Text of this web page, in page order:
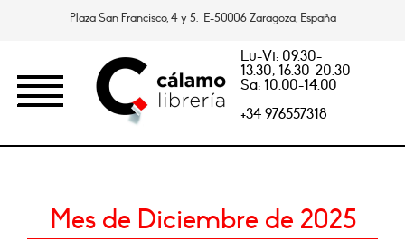
Plaza San Francisco, 4 y 5. E-50006 Zaragoza, España
Lu-Vi: 09.30-
13.30, 16.30-20.30
Sa: 10.00-14.00
+34 976557318
Mes de Diciembre de 2025